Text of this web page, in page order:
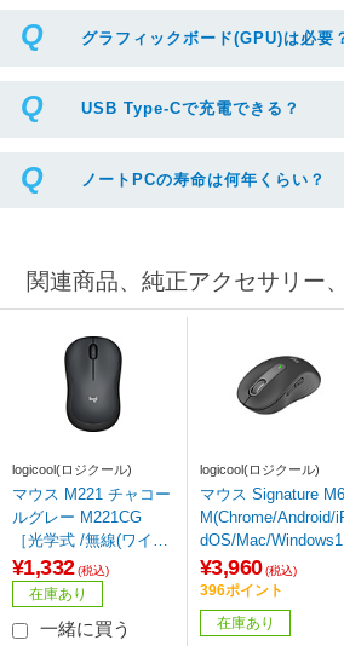
グラフィックボード(GPU)は必要
USB Type-Cで充電できる？
ノートPCの寿命は何年くらい？
関連商品、純正アクセサリー
logicool(ロジクール)
マウス M221 チャコー
ルグレー M221CG
［光学式 /無線(ワイヤ
レス) /3ボタン /USB］
¥1,332 (税込)
在庫あり
一緒に買う
logicool(ロジクール)
マウス Signature
M(Chrome/Android/
dOS/Mac/
対応) グラファイト
50MGR ［光学式 /無
(ワイヤレス) /5ボタン
/Bluetooth・USB］
¥3,960 (税込)
396ポイント
在庫あり